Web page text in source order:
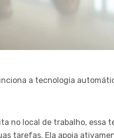
a tecnologia
no local de trabalho, essa
tarefas. Ela apoia